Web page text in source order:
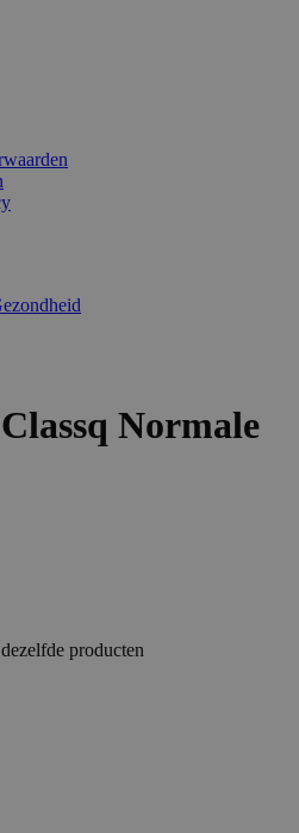
Normale
producten